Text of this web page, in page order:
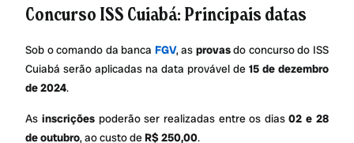
Concurso ISS Cuiabá: Principais datas
Sob o comando da banca FGV, as provasdo concurso do ISS
Cuiabá serão aplicadas na data provável de 15 de dezembro
de 2024.
Asinscrições poderão ser realizadas entre os dias02 e 28
de outubro, ao custo deR$ 250,00.